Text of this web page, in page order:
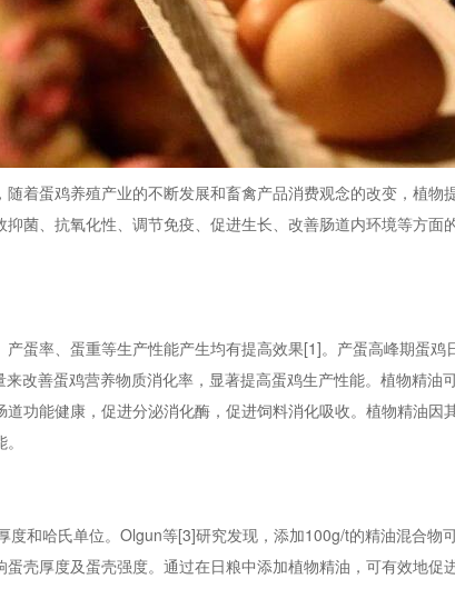
着蛋鸡养殖产业的不断发展和畜禽产品消费观念的改变，植物
菌、抗氧化性、调节免疫、促进生长、改善肠道内环境等方面
蛋率、蛋重等生产性能产生均有提高效果[1]。产蛋高峰期蛋鸡
改善蛋鸡营养物质消化率，显著提高蛋鸡生产性能。植物精油
功能健康，促进分泌消化酶，促进饲料消化吸收。植物精油因
和哈氏单位。Olgun等[3]研究发现，添加100g/t的精油混合物
壳厚度及蛋壳强度。通过在日粮中添加植物精油，可有效地促